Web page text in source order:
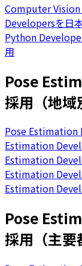
Computer Vision
Developersを日
Python
用
Pose
採用（地域
Pose Estimation
Estimation
Estimation
Estimation
Estimation
Pose
採用（主要